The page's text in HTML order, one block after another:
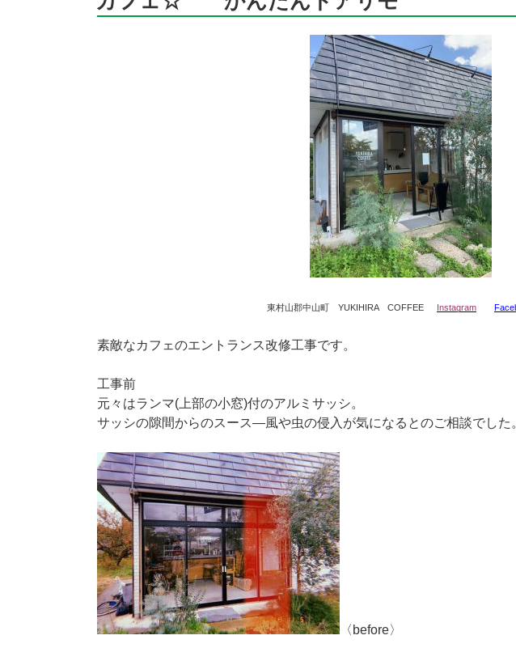
日:
東村山郡中山町 YUKIHIRA COFFEE Instagram
素敵なカフェのエントランス改修工事です。
工事前
元々はランマ(上部の小窓)付のアルミサッシ。
サッシの隙間からのスース―風や虫の侵入が気になるとのご相談でした
〈before〉